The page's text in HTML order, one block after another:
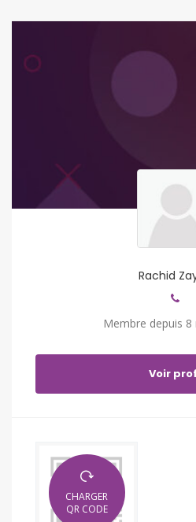
Rachid
Membre depuis 8
Voir
CHARGER
QR CODE